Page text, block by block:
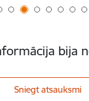
bija
Sniegt atsauksmi